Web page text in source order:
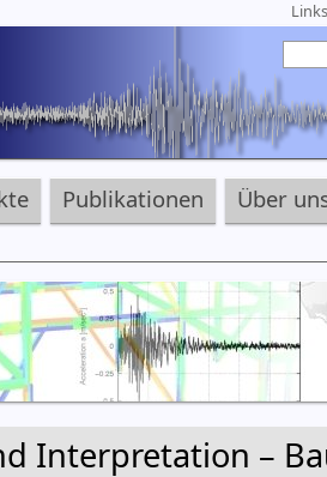
Links
Publikationen Über
Interpretation –